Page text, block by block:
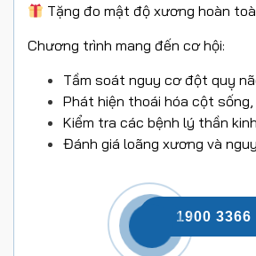
Tặng đo mật độ xương hoàn
Chương trình mang đến cơ hội:
Tầm soát nguy cơ đột quỵ
Phát hiện thoái hóa cột
Kiểm tra các bệnh lý thần
Đánh giá loãng xương và
1900 3366